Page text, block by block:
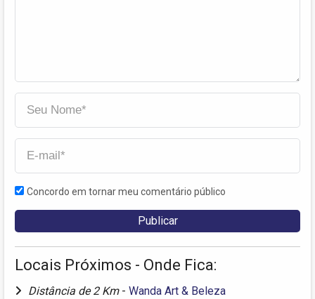
Concordo em tornar meu comentário público
Locais Próximos - Onde Fica:
Distância de 2 Km - Wanda Art & Beleza